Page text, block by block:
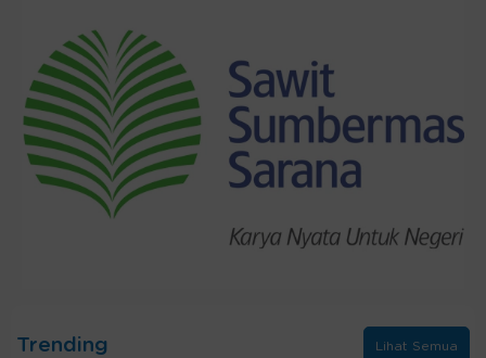
Trending Lihat Semua